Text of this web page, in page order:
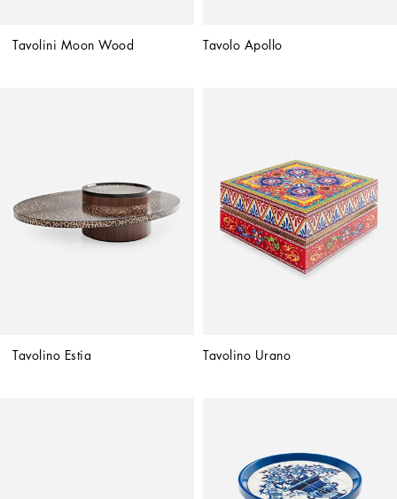
Tavolini Moon Wood Tavolo Apollo
Tavolino Estia Tavolino Urano